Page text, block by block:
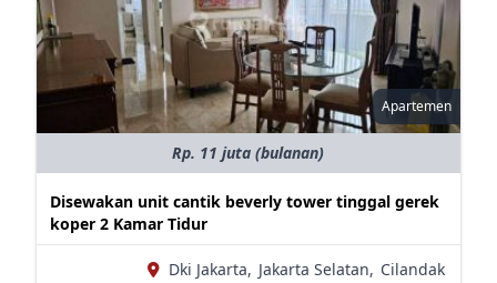
Apartemen
Rp. 11 juta (bulanan)
Disewakan unit cantik beverly tower tinggal gerek
koper 2 Kamar Tidur
Dki Jakarta, Jakarta Selatan, Cilandak